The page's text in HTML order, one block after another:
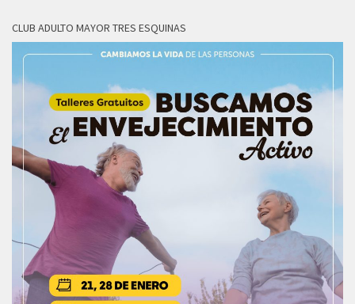
CLUB ADULTO MAYOR TRES ESQUINAS